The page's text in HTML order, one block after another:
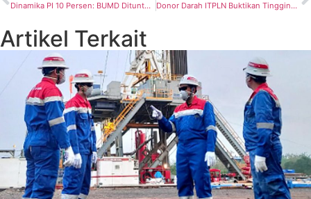
Dinamika PI 10 Persen: BUMD Dituntut Perkuat Tata Kelola dan Kapasitas Bisnis Donor Darah ITPLN Buktikan Tingginya Kepedulian Sosial Mahasiswa dan Civitas Kampus
Artikel Terkait